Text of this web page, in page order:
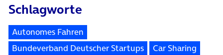
Schlagworte
Autonomes Fahren
Bundeverband Deutscher Startups
Car Sharing